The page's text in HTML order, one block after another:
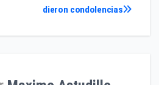
dieron condolencias